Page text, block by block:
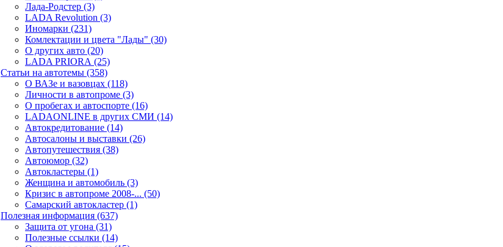
Лада-Родстер (3)
LADA Revolution (3)
Иномарки (231)
Комлектации и цвета "Лады" (30)
О других авто (20)
LADA PRIORA (25)
Статьи на автотемы (358)
О ВАЗе и вазовцах (118)
Личности в автопроме (3)
О пробегах и автоспорте (16)
LADAONLINE в других СМИ (14)
Автокредитование (14)
Автосалоны и выставки (26)
Автопутешествия (38)
Автоюмор (32)
Автокластеры (1)
Женщина и автомобиль (3)
Кризис в автопроме 2008-... (50)
Самарский автокластер (1)
Полезная информация (637)
Защита от угона (31)
Полезные ссылки (14)